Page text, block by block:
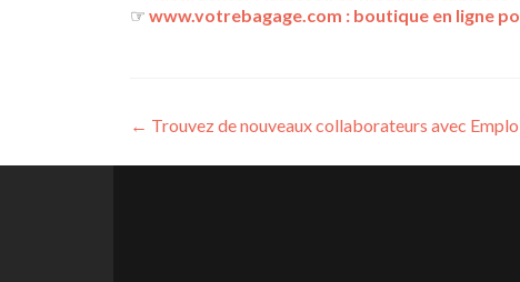
☞ www.votrebagage.com : boutique en ligne
Navigation
des
← Trouvez de nouveaux collaborateurs avec